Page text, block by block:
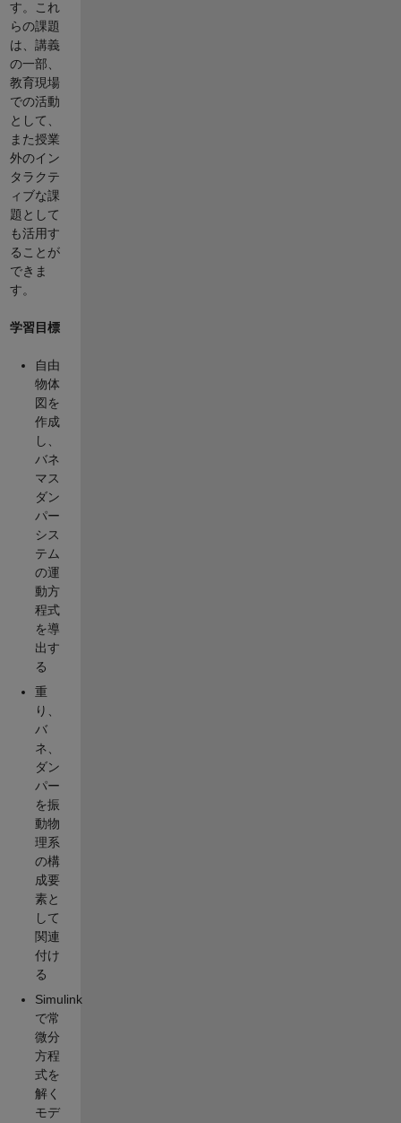
す。これ
らの課題
は、講義
の一部、
教育現場
での活動
として、
また授業
外のイン
タラクテ
ィブな課
題として
も活用す
ることが
できま
す。
学習目標
自由
物体
図を
作成
し、
バネ
マス
ダン
パー
シス
テム
の運
動方
程式
を導
出す
る
重
り、
バ
ネ、
ダン
パー
を振
動物
理系
の構
成要
素と
して
関連
付け
る
Simulink
で常
微分
方程
式を
解く
モデ